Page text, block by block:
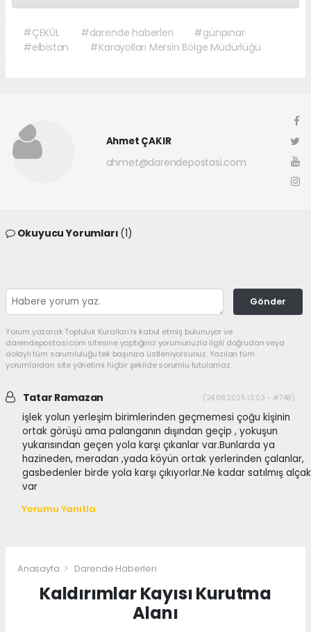
#ÇEKÜL #darende haberleri
#günpınar
#elbistan
#Karayolları Mersin Bölge Müdürlüğü
Ahmet ÇAKIR
ahmet@darendepostasi.com
Okuyucu Yorumları (1)
Gönder
Yorum yazarak Topluluk Kuralları’nı kabul etmiş bulunuyor ve
darendepostasi.com sitesine yaptığınız yorumunuzla ilgili doğrudan veya
dolaylı tüm sorumluluğu tek başınıza üstleniyorsunuz. Yazılan tüm
yorumlardan site yönetimi hiçbir şekilde sorumlu tutulamaz.
Tatar Ramazan (24.08.2025 13:03 - #748)
işlek yolun yerleşim birimlerinden geçmemesi çoğu kişinin
ortak görüşü ama palanganın dışından geçip , yokuşun
yukarısından geçen yola karşı çıkanlar var.Bunlarda ya
hazineden, meradan ,yada köyün ortak yerlerinden çalanlar,
gasbedenler birde yola karşı çıkıyorlar.Ne kadar satılmış alçak
var
Yorumu Yanıtla
Anasayfa Darende Haberleri
Kaldırımlar Kayısı Kurutma
Alanı